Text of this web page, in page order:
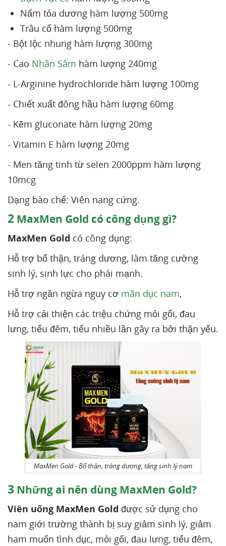
Nấm tỏa dương hàm lượng 500mg
Trâu cổ hàm lượng 500mg
- Bột lộc nhung hàm lượng 300mg
- Cao Nhân Sâm hàm lượng 240mg
- L-Arginine hydrochloride hàm lượng 100mg
- Chiết xuất đông hầu hàm lượng 60mg
- Kẽm gluconate hàm lượng 20mg
- Vitamin E hàm lượng 20mg
- Men tăng tinh từ selen 2000ppm hàm lượng
10mcg
Dạng bào chế: Viên nang cứng.
2 MaxMen Gold có công dụng gì?
MaxMen Gold có công dụng:
Hỗ trợ bổ thận, tráng dương, làm tăng cường
sinh lý, sinh lực cho phái mạnh.
Hỗ trợ ngăn ngừa nguy cơ mãn dục nam,
Hỗ trợ cải thiện các triệu chứng mỏi gối, đau
lưng, tiểu đêm, tiểu nhiều lần gây ra bởi thận yếu.
MaxMen Gold - Bổ thận, tráng dương, tăng sinh lý nam
3 Những ai nên dùng MaxMen Gold?
Viên uống MaxMen Gold được sử dụng cho
nam giới trường thành bị suy giảm sinh lý, giảm
ham muốn tình dục, mỏi gối, đau lưng, tiểu đêm,